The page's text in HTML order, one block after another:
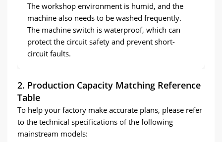
The workshop environment is humid, and the
machine also needs to be washed frequently.
The machine switch is waterproof, which can
protect the circuit safety and prevent short-
circuit faults.
2. Production Capacity Matching Reference
Table
To help your factory make accurate plans, please refer
to the technical specifications of the following
mainstream models: